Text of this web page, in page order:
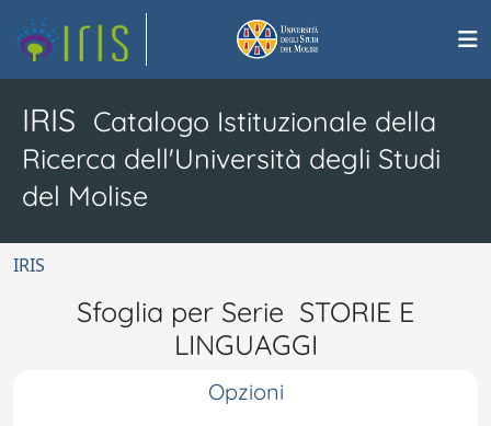
IRIS Catalogo Istituzionale della
Ricerca dell'Università degli Studi
del Molise
IRIS
Sfoglia per Serie STORIE E
LINGUAGGI
Opzioni